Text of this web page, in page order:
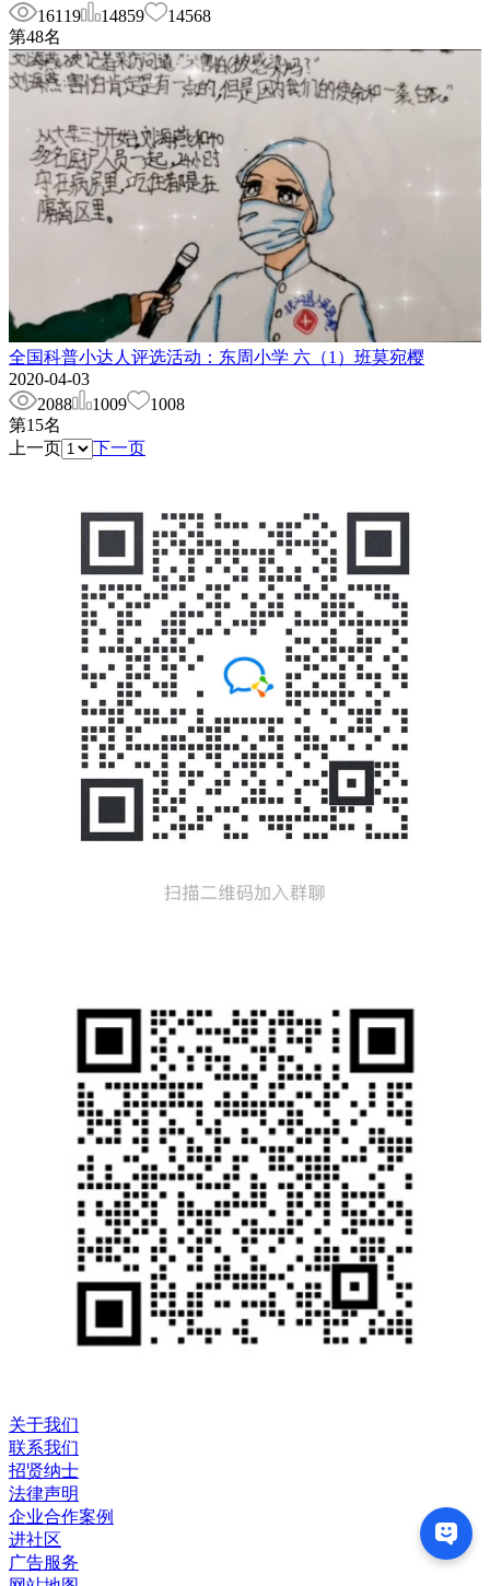
16119
14859
14568
第48名
全国科普小达人评选活动：东周小学 六（1）班莫宛樱
2020-04-03
2088
1009
1008
第15名
上一页
下一页
关于我们
联系我们
招贤纳士
法律声明
企业合作案例
进社区
广告服务